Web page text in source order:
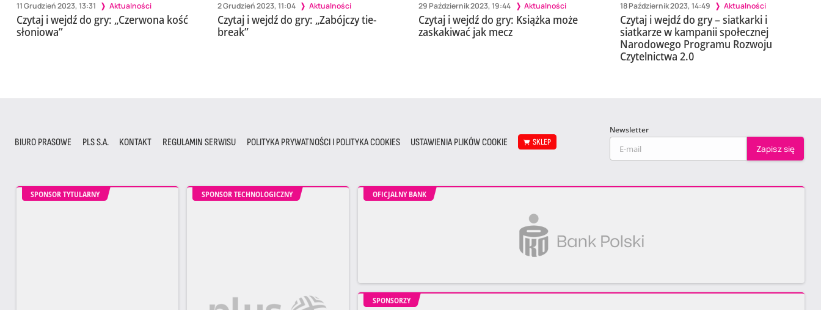
11 Grudzień 2023, 13:31 Aktualności
Czytaj i wejdź do gry: „Czerwona kość
słoniowa”
2 Grudzień 2023, 11:04 Aktualności
Czytaj i wejdź do gry: „Zabójczy tie-
break”
29 Październik 2023, 19:44 Aktualności
Czytaj i wejdź do gry: Książka może
zaskakiwać jak mecz
18 Październik 2023, 14:49 Aktualności
Czytaj i wejdź do gry – siatkarki i
siatkarze w kampanii społecznej
Narodowego Programu Rozwoju
Czytelnictwa 2.0
BIURO PRASOWE PLS S.A. KONTAKT REGULAMIN SERWISU POLITYKA PRYWATNOŚCI I POLITYKA COOKIES USTAWIENIA PLIKÓW COOKIE SKLEP
Newsletter
SPONSOR TYTULARNY SPONSOR TECHNOLOGICZNY OFICJALNY BANK
SPONSORZY